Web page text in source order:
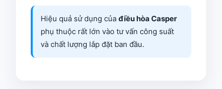
Hiệu quả sử dụng của điều hòa Casper
phụ thuộc rất lớn vào tư vấn công suất
và chất lượng lắp đặt ban đầu.